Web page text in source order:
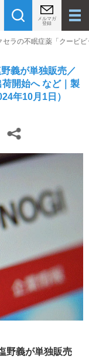
メルマガ
登録
セラの不眠症薬「クービ
義が単独販売／
荷開始へ など｜製
年10月1日）
野義が単独販売